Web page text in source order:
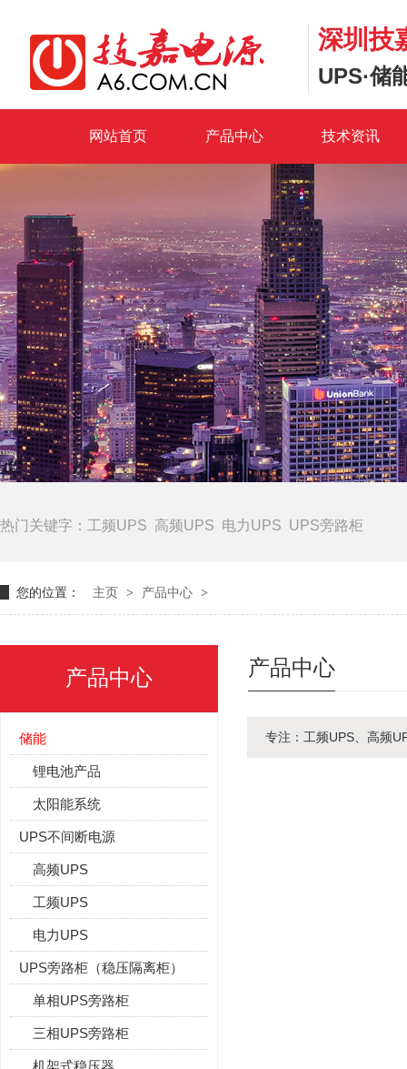
深圳技
UPS·储
网站首页 产品中心 技术资讯
热门关键字： 工频UPS 高频UPS 电力UPS UPS旁路柜
您的位置： 主页 > 产品中心 >
产品中心 产品中心
储能
锂电池产品
太阳能系统
UPS不间断电源
高频UPS
工频UPS
电力UPS
UPS旁路柜（稳压隔离柜）
单相UPS旁路柜
三相UPS旁路柜
机架式稳压器
专注：工频UPS、高频